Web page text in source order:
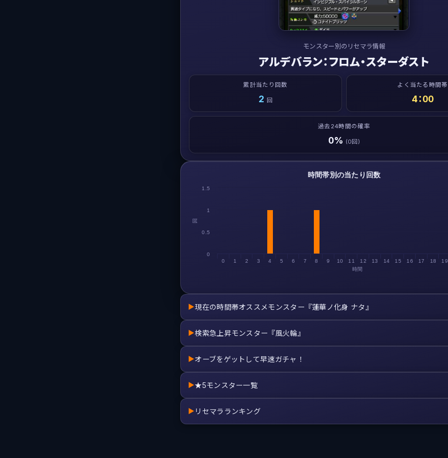
モンスター別のリセマラ情報
アルデバラン：フロム・スターダスト
累計当たり回数
2 回
よく当たる時間帯
4：00
過去24時間の確率
0% (0回)
時間
回
時間帯別の当たり回数
0 1 2 3 4 5 6 7 8 9 10 11 12 13 14 15 16 17 18 19
0
0.5
1
1.5
▶現在の時間帯オススメモンスター『蓮華ノ化身 ナタ』
▶検索急上昇モンスター『風火輪』
▶オーブをゲットして早速ガチャ！
▶★5モンスター一覧
▶ リセマラランキング